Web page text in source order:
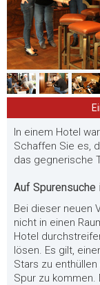
In einem Hotel
Schaffen Sie es,
das gegnerische
Auf Spurensuche
Bei dieser neuen
nicht in einen
Hotel
lösen. Es gilt,
Stars zu
Spur zu kommen.